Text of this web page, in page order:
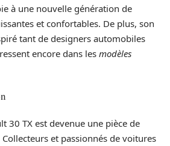
à une nouvelle génération de
et confortables. De plus, son
tant de designers automobiles
encore dans les modèles
30 TX est devenue une pièce de
et passionnés de voitures